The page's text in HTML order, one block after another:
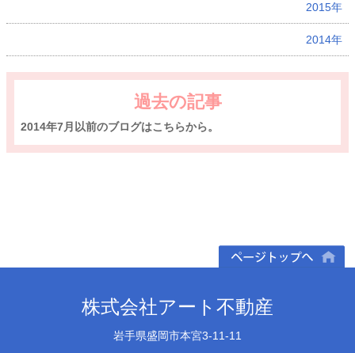
2015年
2014年
過去の記事
2014年7月以前のブログはこちらから。
株式会社アート不動産
岩手県盛岡市本宮3-11-11